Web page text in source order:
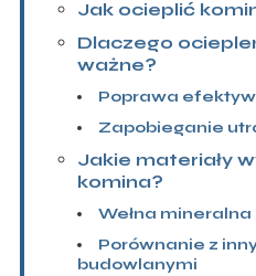
Jak ocieplić
Dlaczego
ważne?
Poprawa
Zapobieganie
Jakie materiały
komina?
Wełna
Porównanie z
budowlanymi